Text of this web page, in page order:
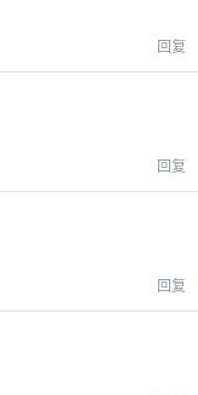
回复
回复
回复